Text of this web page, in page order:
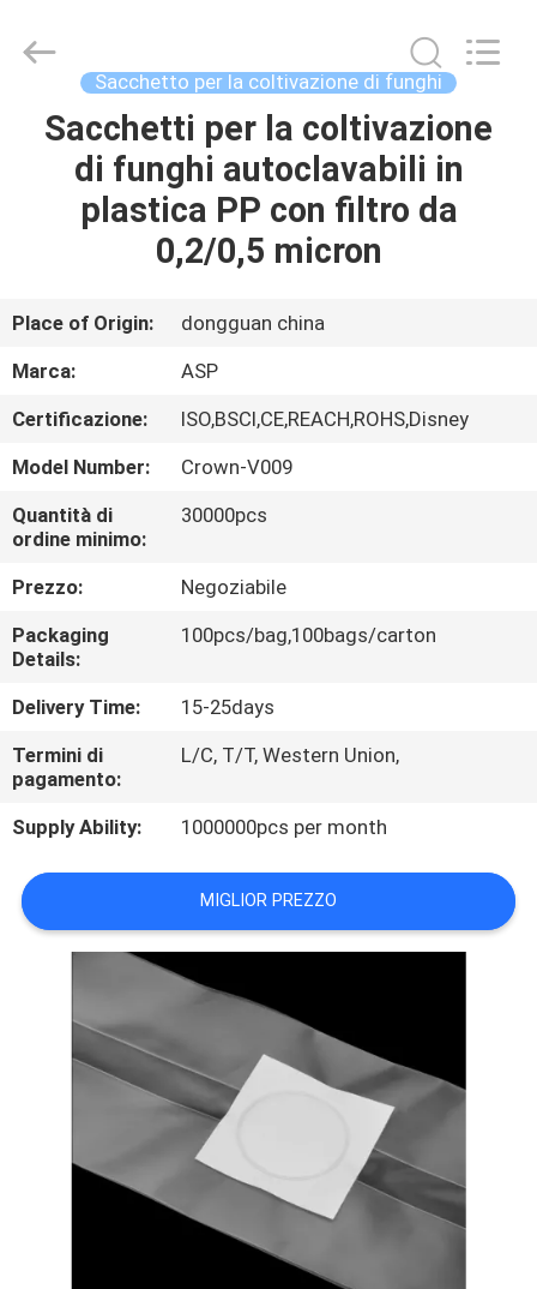
CASA
PRODOTTI
VR
NOI
GIRO
DELLA
FABBRICA
CONTROLLO
DI
QUALITÀ
MAPPA
DEL
SITO
POLICY
Developed
Sacchetto per la coltivazione di funghi
Sacchetti per la coltivazione
di funghi autoclavabili in
plastica PP con filtro da
0,2/0,5 micron
Place of Origin:
dongguan china
Marca:
ASP
Certificazione:
ISO,BSCI,CE,REACH,ROHS,Disney
Model Number:
Crown-V009
Quantità di
ordine minimo:
30000pcs
Prezzo:
Negoziabile
Packaging
Details:
100pcs/bag,100bags/carton
Delivery Time:
15-25days
Termini di
pagamento:
L/C, T/T, Western Union,
Supply Ability: 1000000pcs per month
MIGLIOR PREZZO